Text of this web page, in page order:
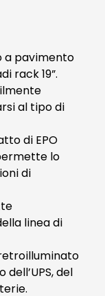
a pavimento
rack 19”.
al tipo di
di EPO
lo
di
linea di
del